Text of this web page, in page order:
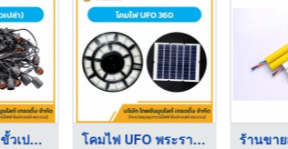
สายไฟระย้า (ขั้วเปล่ ...
โคมไฟ UFO พระราม2